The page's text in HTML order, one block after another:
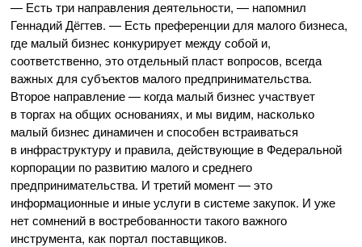
— Есть три направления деятельности, — напомнил
Геннадий Дёгтев. — Есть преференции для малого бизнеса,
где малый бизнес конкурирует между собой и,
соответственно, это отдельный пласт вопросов, всегда
важных для субъектов малого предпринимательства.
Второе направление — когда малый бизнес участвует
в торгах на общих основаниях, и мы видим, насколько
малый бизнес динамичен и способен встраиваться
в инфраструктуру и правила, действующие в Федеральной
корпорации по развитию малого и среднего
предпринимательства. И третий момент — это
информационные и иные услуги в системе закупок. И уже
нет сомнений в востребованности такого важного
инструмента, как портал поставщиков.